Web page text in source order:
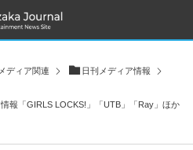
メディア関連 日刊メディア情報
報「GIRLS LOCKS!」「UTB」「Ray」ほか